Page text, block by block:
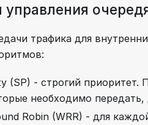
трафика для
(SP) - строгий приоритет.
необходимо
Robin (WRR) - для